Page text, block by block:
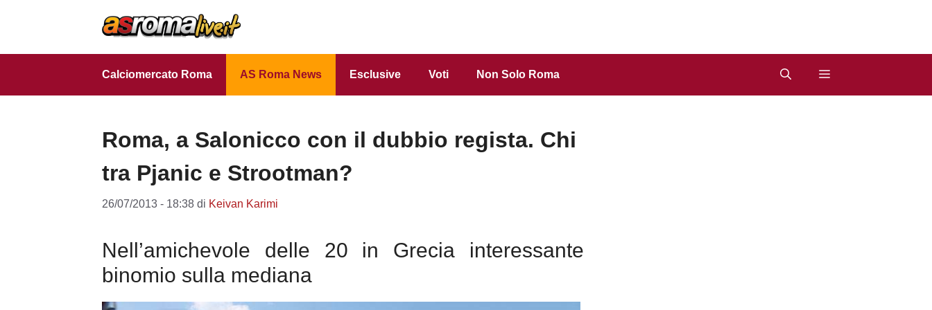
Calciomercato Roma AS Roma News Esclusive Voti Non Solo Roma
Roma, a Salonicco con il dubbio regista. Chi
tra Pjanic e Strootman?
26/07/2013 - 18:38 di Keivan Karimi
Nell’amichevole delle 20 in Grecia interessante
binomio sulla mediana